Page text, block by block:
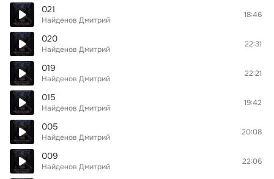
021
Найденов Дмитрий
18:46
020
Найденов Дмитрий
22:31
019
Найденов Дмитрий
22:21
015
Найденов Дмитрий
19:42
005
Найденов Дмитрий
20:08
009
Найденов Дмитрий
22:06